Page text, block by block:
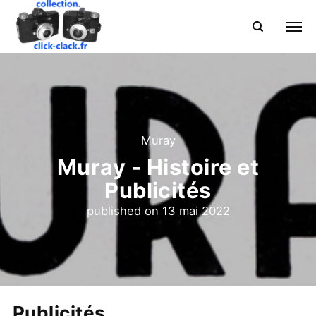
Muray
Muray - Histoire et
Publicités
published on 13 mai 2022